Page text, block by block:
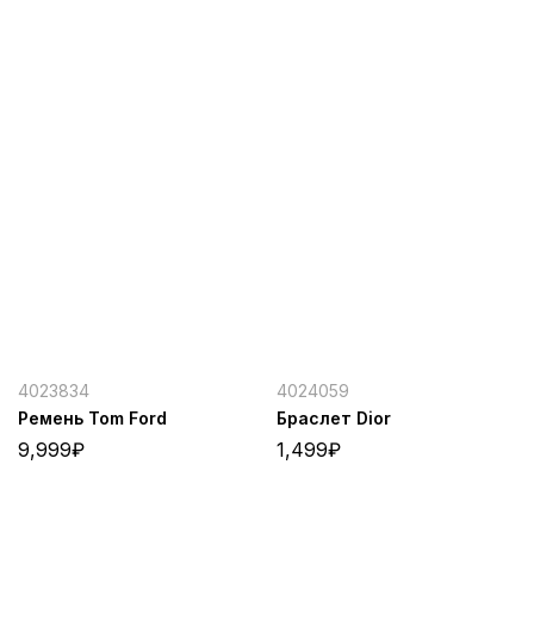
4023834
Ремень Tom Ford
9,999₽
4024059
Браслет Dior
1,499₽